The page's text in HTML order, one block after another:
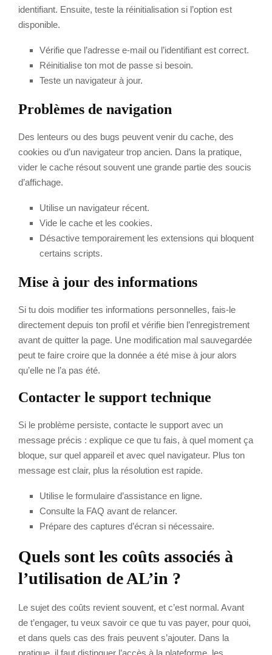
identifiant. Ensuite, teste la réinitialisation si l’option est
disponible.
Vérifie que l’adresse e-mail ou l’identifiant est correct.
Réinitialise ton mot de passe si besoin.
Teste un navigateur à jour.
Problèmes de navigation
Des lenteurs ou des bugs peuvent venir du cache, des
cookies ou d’un navigateur trop ancien. Dans la pratique,
vider le cache résout souvent une grande partie des soucis
d’affichage.
Utilise un navigateur récent.
Vide le cache et les cookies.
Désactive temporairement les extensions qui bloquent
certains scripts.
Mise à jour des informations
Si tu dois modifier tes informations personnelles, fais-le
directement depuis ton profil et vérifie bien l’enregistrement
avant de quitter la page. Une modification mal sauvegardée
peut te faire croire que la donnée a été mise à jour alors
qu’elle ne l’a pas été.
Contacter le support technique
Si le problème persiste, contacte le support avec un
message précis : explique ce que tu fais, à quel moment ça
bloque, sur quel appareil et avec quel navigateur. Plus ton
message est clair, plus la résolution est rapide.
Utilise le formulaire d’assistance en ligne.
Consulte la FAQ avant de relancer.
Prépare des captures d’écran si nécessaire.
Quels sont les coûts associés à
l’utilisation de AL’in ?
Le sujet des coûts revient souvent, et c’est normal. Avant
de t’engager, tu veux savoir ce que tu vas payer, pour quoi,
et dans quels cas des frais peuvent s’ajouter. Dans la
pratique, il faut distinguer l’accès à la plateforme, les